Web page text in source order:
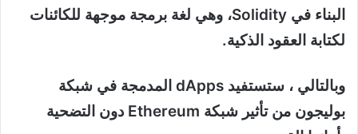
البناء في Solidity، وهي لغة برمجة موجهة للكائنات
لكتابة العقود الذكية.
وبالتالي ، ستستفيد dApps المدمجة في شبكة
بوليجون من تأثير شبكة Ethereum دون التضحية